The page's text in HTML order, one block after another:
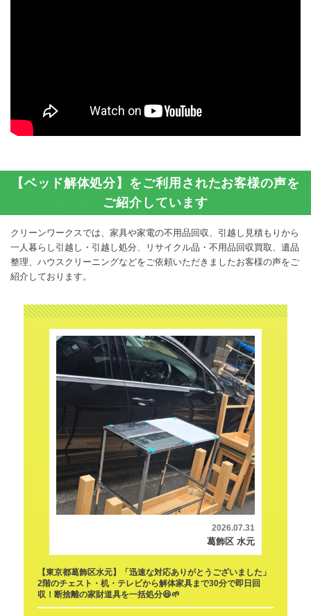
【ベッド解体処分】をご利用されたお客様の声を
ご紹介しています
クリーンワークスでは、家具や家電の不用品回収、引越し見積もりから
一人暮らし引越し・引越し処分、リサイクル品・不用品回収買取、遺品
整理、ハウスクリーニングなどをご依頼いただきましたお客様の声をご
紹介しております。
2026.07.31
葛飾区 水元
【東京都葛飾区水元】「迅速な対応ありがとうございました」
2階のチェスト・机・テレビから解体家具まで30分で即日回
収！断捨離の家財道具を一括処分😆🌱